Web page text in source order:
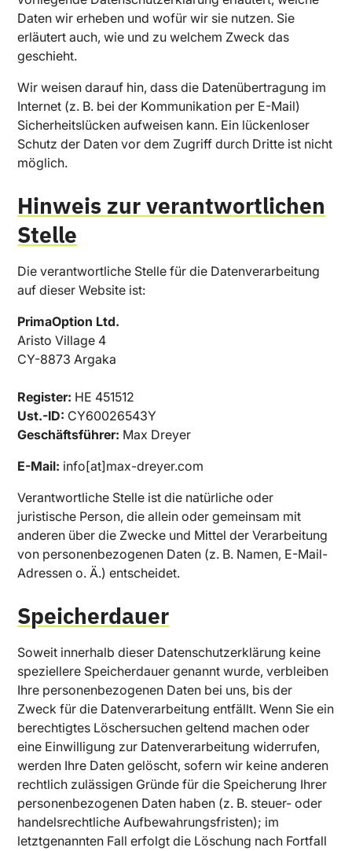
Daten wir erheben und wofür wir sie nutzen. Sie
erläutert auch, wie und zu welchem Zweck das
geschieht.
Wir weisen darauf hin, dass die Datenübertragung im
Internet (z. B. bei der Kommunikation per E-Mail)
Sicherheitslücken aufweisen kann. Ein lückenloser
Schutz der Daten vor dem Zugriff durch Dritte ist nicht
möglich.
Hinweis zur verantwortlichen
Stelle
Die verantwortliche Stelle für die Datenverarbeitung
auf dieser Website ist:
PrimaOption Ltd.
Aristo Village 4
CY-8873 Argaka
Register: HE 451512
Ust.-ID: CY60026543Y
Geschäftsführer: Max Dreyer
E-Mail: info[at]max-dreyer.com
Verantwortliche Stelle ist die natürliche oder
juristische Person, die allein oder gemeinsam mit
anderen über die Zwecke und Mittel der Verarbeitung
von personenbezogenen Daten (z. B. Namen, E-Mail-
Adressen o. Ä.) entscheidet.
Speicherdauer
Soweit innerhalb dieser Datenschutzerklärung keine
speziellere Speicherdauer genannt wurde, verbleiben
Ihre personenbezogenen Daten bei uns, bis der
Zweck für die Datenverarbeitung entfällt. Wenn Sie ein
berechtigtes Löschersuchen geltend machen oder
eine Einwilligung zur Datenverarbeitung widerrufen,
werden Ihre Daten gelöscht, sofern wir keine anderen
rechtlich zulässigen Gründe für die Speicherung Ihrer
personenbezogenen Daten haben (z. B. steuer- oder
handelsrechtliche Aufbewahrungsfristen); im
letztgenannten Fall erfolgt die Löschung nach Fortfall